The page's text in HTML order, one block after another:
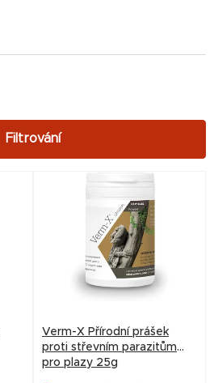
Verm-X Přírodní prášek
proti střevním parazitům
pro plazy 25g